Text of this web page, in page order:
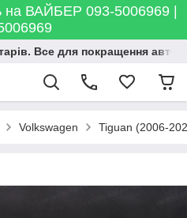
ВАЙБЕР 093-5006969 |
Все для покращення
Volkswagen Tiguan (2006-